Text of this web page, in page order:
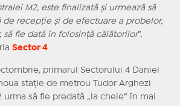
M2, este finalizată și urmează să
recepție și de efectuare a probelor,
să fie dată în folosință călătorilor”,
Sector 4.
primarul Sectorului 4 Daniel
stație de metrou Tudor Arghezi
urma să fie predată „la cheie” în mai